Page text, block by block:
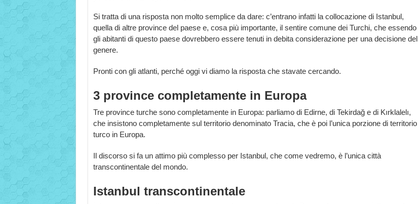
Si tratta di una risposta non molto semplice da dare: c’entrano infatti la collocazione di Istanbul,
quella di altre province del paese e, cosa più importante, il sentire comune dei Turchi, che essendo
gli abitanti di questo paese dovrebbero essere tenuti in debita considerazione per una decisione del
genere.
Pronti con gli atlanti, perché oggi vi diamo la risposta che stavate cercando.
3 province completamente in Europa
Tre province turche sono completamente in Europa: parliamo di Edirne, di Tekirdağ e di Kırklalelı,
che insistono completamente sul territorio denominato Tracia, che è poi l’unica porzione di territorio
turco in Europa.
Il discorso si fa un attimo più complesso per Istanbul, che come vedremo, è l’unica città
transcontinentale del mondo.
Istanbul transcontinentale